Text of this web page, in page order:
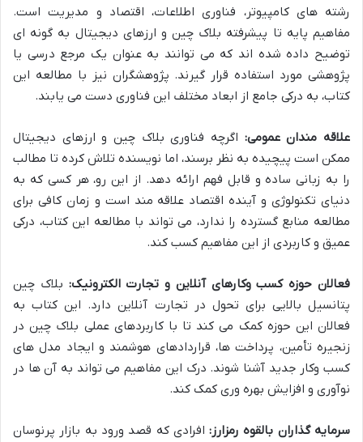
رشته های کامپیوتر، فناوری اطلاعات، اقتصاد و مدیریت است.
مفاهیم پایه تا پیشرفته بلاک چین و ارزهای دیجیتال به گونه ای
توضیح داده شده اند که می توانند به عنوان یک مرجع درسی یا
پژوهشی مورد استفاده قرار گیرند. پژوهشگران نیز با مطالعه این
کتاب، به درکی جامع از ابعاد مختلف این فناوری دست می یابند.
علاقه مندان عمومی: اگرچه فناوری بلاک چین و ارزهای دیجیتال
ممکن است پیچیده به نظر برسند، اما نویسنده تلاش کرده تا مطالب
را به زبانی ساده و قابل فهم ارائه دهد. از این رو، هر کسی که به
دنیای تکنولوژی و آینده اقتصاد علاقه مند است و زمان کافی برای
مطالعه منابع گسترده را ندارد، می تواند با مطالعه این کتاب، درکی
عمیق و کاربردی از این مفاهیم کسب کند.
فعالان حوزه کسب وکارهای آنلاین و تجارت الکترونیک: بلاک چین
پتانسیل بالایی برای تحول در تجارت آنلاین دارد. این کتاب به
فعالان این حوزه کمک می کند تا با کاربردهای عملی بلاک چین در
زنجیره تأمین، پرداخت ها، قراردادهای هوشمند و ایجاد مدل های
کسب وکار جدید آشنا شوند. درک این مفاهیم می تواند به آن ها در
نوآوری و افزایش بهره وری کمک کند.
سرمایه گذاران بالقوه رمزارز:افرادی که قصد ورود به بازار پرنوسان